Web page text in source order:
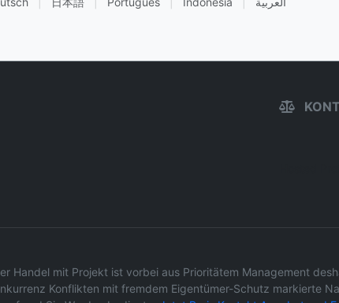
Handel mit Projekt ist vorbei aus Prioritätem Management
Konflikten mit fremdem Eigentümer-Schutz markierte